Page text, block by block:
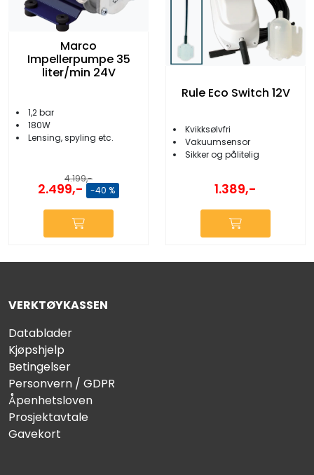
Marco
Impellerpumpe 35
liter/min 24V
1,2 bar
180W
Lensing, spyling etc.
4.199,-
2.499,- -40 %
Rule Eco Switch 12V
Kvikksølvfri
Vakuumsensor
Sikker og pålitelig
1.389,-
VERKTØYKASSEN
Datablader
Kjøpshjelp
Betingelser
Personvern / GDPR
Åpenhetsloven
Prosjektavtale
Gavekort